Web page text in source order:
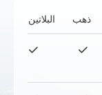
ذهب البلاتين